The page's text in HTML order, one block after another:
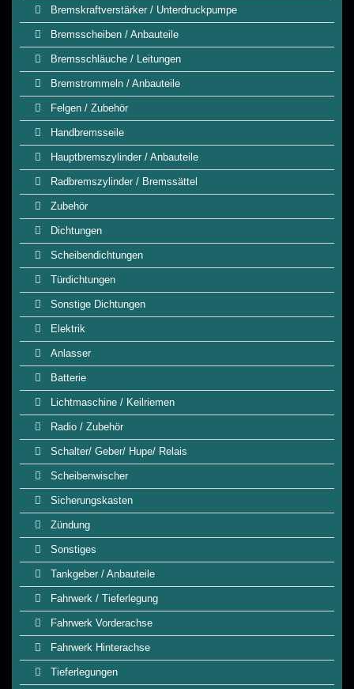
Bremskraftverstärker / Unterdruckpumpe
Bremsscheiben / Anbauteile
Bremsschläuche / Leitungen
Bremstrommeln / Anbauteile
Felgen / Zubehör
Handbremsseile
Hauptbremszylinder / Anbauteile
Radbremszylinder / Bremssättel
Zubehör
Dichtungen
Scheibendichtungen
Türdichtungen
Sonstige Dichtungen
Elektrik
Anlasser
Batterie
Lichtmaschine / Keilriemen
Radio / Zubehör
Schalter/ Geber/ Hupe/ Relais
Scheibenwischer
Sicherungskasten
Zündung
Sonstiges
Tankgeber / Anbauteile
Fahrwerk / Tieferlegung
Fahrwerk Vorderachse
Fahrwerk Hinterachse
Tieferlegungen